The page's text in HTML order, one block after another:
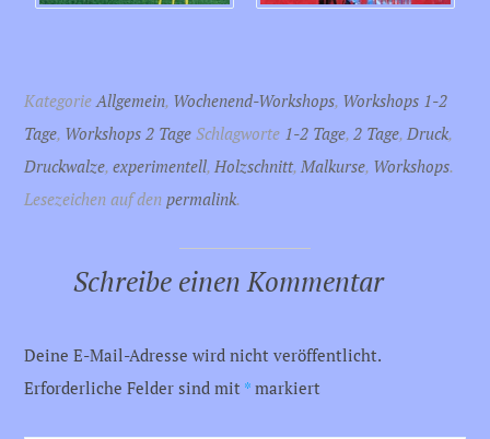
Kategorie Allgemein, Wochenend-Workshops, Workshops 1-2
Tage, Workshops 2 Tage Schlagworte 1-2 Tage, 2 Tage, Druck,
Druckwalze,experimentell, Holzschnitt, Malkurse, Workshops.
Lesezeichen auf den permalink.
Schreibe einen Kommentar
Deine E-Mail-Adresse wird nicht veröffentlicht.
Erforderliche Felder sind mit * markiert